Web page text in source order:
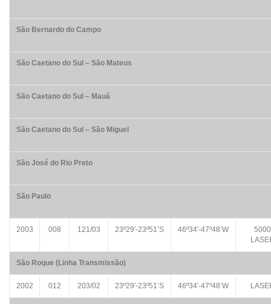
São Bernardo do Campo
São Caetano do Sul – São Mateus
São Caetano do Sul – Mauá
São Caetano do Sul – São Miguel
São José do Rio Preto
São Paulo
2003 008 121/03 23º29′-23º51’S 46º34′-47º48’W
5000
São Roque (Linha Transmissão)
2002 012 203/02 23º29′-23º51’S 46º34′-47º48’W